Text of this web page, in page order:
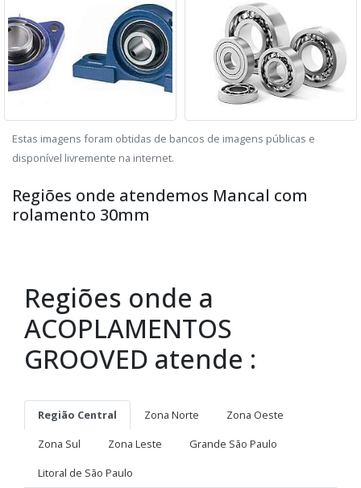
Estas imagens foram obtidas de bancos de imagens públicas e
disponível livremente na internet.
Regiões onde atendemos Mancal com
rolamento 30mm
Regiões onde a
ACOPLAMENTOS
GROOVED atende :
Região Central Zona Norte
Zona Oeste
Zona Sul
Zona Leste
Grande São Paulo
Litoral de São Paulo